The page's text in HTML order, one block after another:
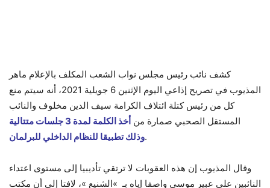
كشف نائب رئيس مجلس نواب الشعب المكلف بالإعلام ماهر
المذيوب في تصريح إذاعي اليوم الإثنين 6 جويلية 2021، أنه سيتم منع
كل من رئيس كتلة ائتلاف الكرامة سيف الدين مخلوف والنائب
المستقل الصحبي صمارة من
أخذ الكلمة لمدة 3 جلسات متتالية
وذلك تطبيقا للنظام الداخلي للبرلمان.
وقال المذيوب إن هذه العقوبات لا ترتقي تأديبيا إلى مستوى اعتداء
النائبين على عبير موسى واصفا إياه بـ »الشنيع »، لافتا إلى أن مكتب